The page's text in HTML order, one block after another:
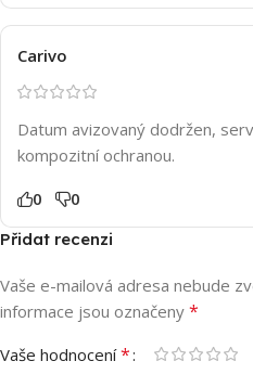
Carivo
Datum avizovaný dodržen,
kompozitní ochranou.
0 0
Přidat recenzi
Vaše e-mailová adresa nebude
informace jsou označeny *
Vaše hodnocení*